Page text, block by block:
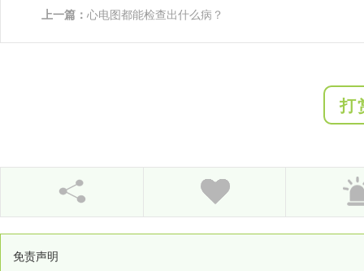
上一篇： 心电图都能检查出什么病？
打
免责声明